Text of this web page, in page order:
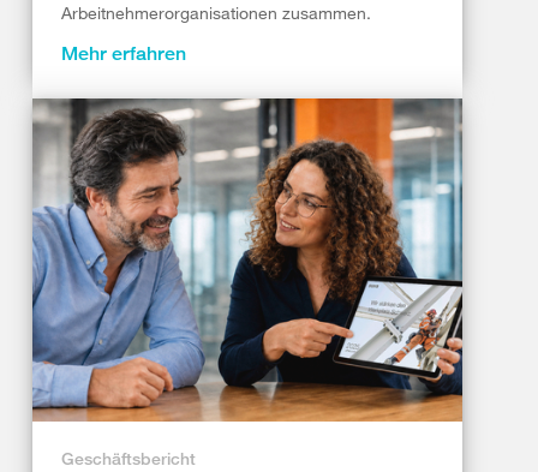
Arbeitnehmerorganisationen zusammen.
Mehr erfahren
Geschäftsbericht